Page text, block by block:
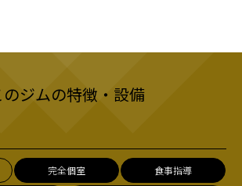
のジムの特徴・設備
完全個室 食事指導